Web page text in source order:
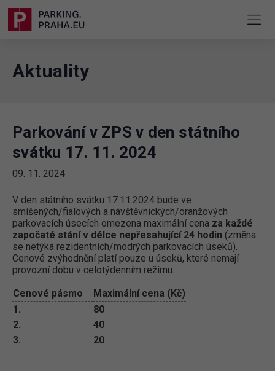
Aktuality
Parkování v ZPS v den státního
svátku 17. 11. 2024
09. 11. 2024
V den státního svátku 17.11.2024 bude ve
smíšených/fialových a návštěvnických/oranžových
parkovacích úsecích omezena maximální cena za každé
započaté stání v délce nepřesahující 24 hodin (změna
se netýká rezidentních/modrých parkovacích úseků).
Cenové zvýhodnění platí pouze u úseků, které nemají
provozní dobu v celotýdenním režimu.
Cenové pásmo
Maximální cena (Kč)
1.
80
2.
40
3.
20